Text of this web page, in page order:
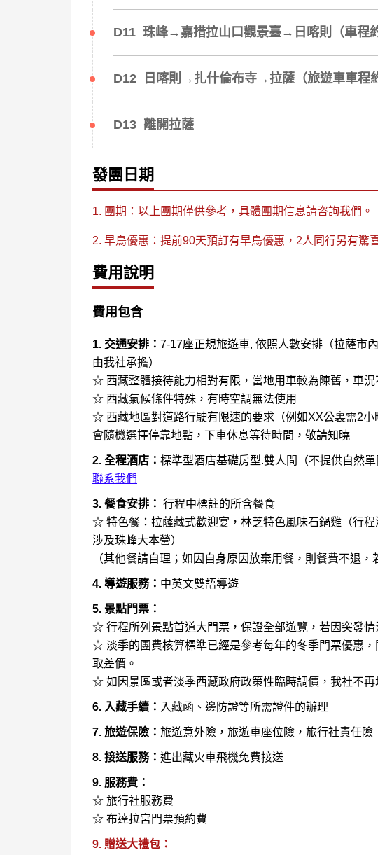
D11 珠峰→嘉措拉山口觀景臺→日喀則（車程
D12 日喀則→扎什倫布寺→拉薩（旅遊車車程
D13 離開拉薩
發團日期
1. 團期：以上團期僅供參考，具體團期信息請咨詢我們。
2. 早鳥優惠：提前90天預訂有早鳥優惠，2人同行另有驚
費用說明
費用包含
1. 交通安排： 7-17座正規旅遊車, 依照人數安排（拉薩市
由我社承擔）
☆ 西藏整體接待能力相對有限，當地用車較為陳舊，車況
☆ 西藏氣候條件特殊，有時空調無法使用
☆ 西藏地區對道路行駛有限速的要求（例如XX公裏需2
會隨機選擇停靠地點，下車休息等待時間，敬請知曉
2. 全程酒店： 標準型酒店基礎房型.雙人間（不提供自然單
聯系我們
3. 餐食安排： 行程中標註的所含餐食
☆ 特色餐：拉薩藏式歡迎宴，林芝特色風味石鍋雞（行
涉及珠峰大本營）
（其他餐請自理；如因自身原因放棄用餐，則餐費不退，
4. 導遊服務： 中英文雙語導遊
5. 景點門票：
☆ 行程所列景點首道大門票，保證全部遊覽，若因突發情
☆ 淡季的團費核算標準已經是參考每年的冬季門票優惠
取差價。
☆ 如因景區或者淡季西藏政府政策性臨時調價，我社不再
6. 入藏手續： 入藏函、邊防證等所需證件的辦理
7. 旅遊保險： 旅遊意外險，旅遊車座位險，旅行社責任險
8. 接送服務： 進出藏火車飛機免費接送
9. 服務費：
☆ 旅行社服務費
☆ 布達拉宮門票預約費
9. 贈送大禮包：